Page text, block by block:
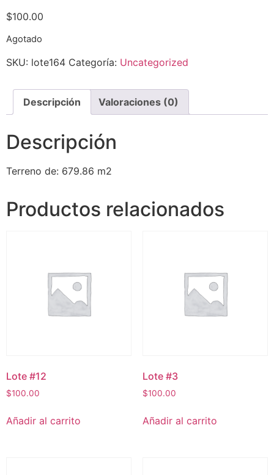
$100.00
Agotado
SKU: lote164 Categoría: Uncategorized
Descripción Valoraciones (0)
Descripción
Terreno de: 679.86 m2
Productos relacionados
Lote #12
$100.00
Añadir al carrito
Lote #3
$100.00
Añadir al carrito